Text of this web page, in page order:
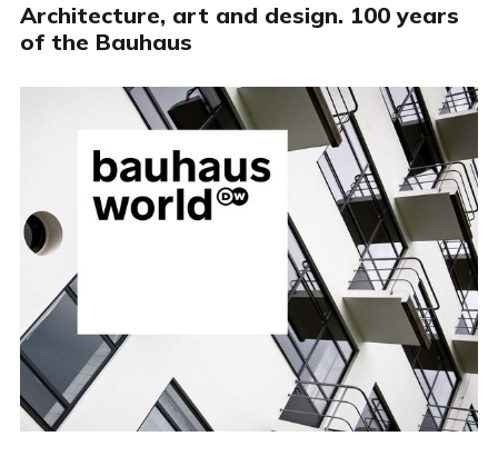
Architecture, art and design. 100 years
of the Bauhaus